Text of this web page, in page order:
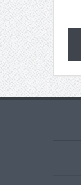
تمرینات